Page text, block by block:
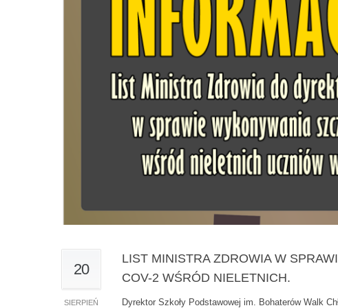
20
SIERPIEŃ
LIST MINISTRA ZDROWIA W
COV-2 WŚRÓD NIELETNICH.
Dyrektor Szkoły Podstawowej im. Bohaterów Walk